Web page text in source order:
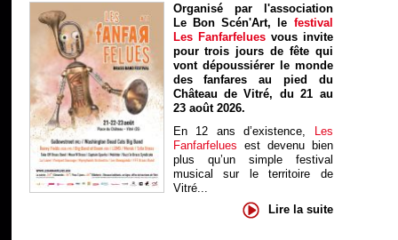
Organisé par l'association
Le Bon Scén'Art, le festival
Les Fanfarfelues vous invite
pour trois jours de fête qui
vont dépoussiérer le monde
des fanfares au pied du
Château de Vitré, du 21 au
23 août 2026.
En 12 ans d’existence, Les
Fanfarfelues est devenu bien
plus qu’un simple festival
musical sur le territoire de
Vitré...
Lire la suite